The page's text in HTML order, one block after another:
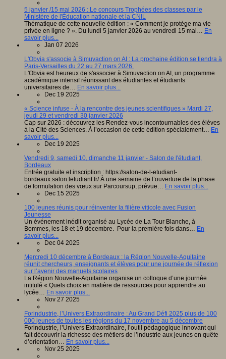
5 janvier /15 mai 2026 : Le concours Trophées des classes par le
Ministère de l'Éducation nationale et la CNIL
Thématique de cette nouvelle édition : « Comment je protège ma vie
privée en ligne ? ». Du lundi 5 janvier 2026 au vendredi 15 mai… En
savoir plus...
Jan 07 2026
L'Obvia s'associe à Simuvaction on AI : La prochaine édition se tiendra à
Paris-Versailles du 22 au 27 mars 2026.
L'Obvia est heureux de s'associer à Simuvaction on AI, un programme
académique intensif réunissant des étudiantes et étudiants
universitaires de… En savoir plus...
Dec 19 2025
« Science infuse - À la rencontre des jeunes scientifiques » Mardi 27,
jeudi 29 et vendredi 30 janvier 2026
Cap sur 2026 : découvrez les Rendez-vous incontournables des élèves
à la Cité des Sciences. À l’occasion de cette édition spécialement… En
savoir plus...
Dec 19 2025
Vendredi 9, samedi 10, dimanche 11 janvier - Salon de l'étudiant,
Bordeaux
Entrée gratuite et inscription : https://salon-de-l-etudiant-
bordeaux.salon.letudiant.fr/ À une semaine de l’ouverture de la phase
de formulation des vœux sur Parcoursup, prévue… En savoir plus...
Dec 15 2025
100 jeunes réunis pour réinventer la filière viticole avec Fusion
Jeunesse
Un événement inédit organisé au Lycée de La Tour Blanche, à
Bommes, les 18 et 19 décembre. Pour la première fois dans… En
savoir plus...
Dec 04 2025
Mercredi 10 décembre à Bordeaux : la Région Nouvelle-Aquitaine
réunit chercheurs, enseignants et élèves pour une journée de réflexion
sur l’avenir des manuels scolaires
La Région Nouvelle-Aquitaine organise un colloque d’une journée
intitulé « Quels choix en matière de ressources pour apprendre au
lycée… En savoir plus...
Nov 27 2025
Forindustrie, l’Univers Extraordinaire : Au Grand Défi 2025 plus de 100
000 jeunes de toutes les régions du 17 novembre au 5 décembre
Forindustrie, l’Univers Extraordinaire, l’outil pédagogique innovant qui
fait découvrir la richesse des métiers de l’industrie aux jeunes en quête
d’orientation… En savoir plus...
Nov 25 2025